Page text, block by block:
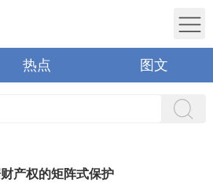
热点 图文
产权的矩阵式保护